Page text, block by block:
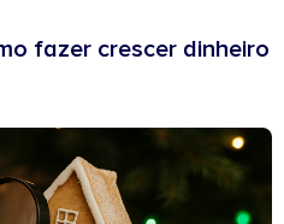
fazer crescer dinheiro